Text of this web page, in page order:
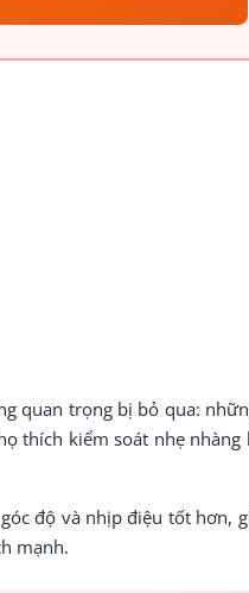
quan trọng bị bỏ qua:
thích kiểm soát nhẹ nhàng
độ và nhịp điệu tốt hơn,
mạnh.